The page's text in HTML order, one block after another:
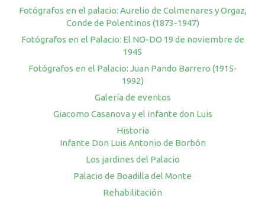
Fotógrafos en el palacio: Aurelio de Colmenares y Orgaz,
Conde de Polentinos (1873-1947)
Fotógrafos en el Palacio: El NO-DO 19 de noviembre de
1945
Fotógrafos en el Palacio: Juan Pando Barrero (1915-
1992)
Galería de eventos
Giacomo Casanova y el infante don Luis
Historia
Infante Don Luis Antonio de Borbón
Los jardines del Palacio
Palacio de Boadilla del Monte
Rehabilitación